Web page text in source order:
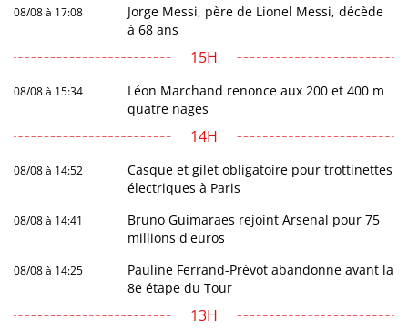
08/08 à 17:08
Jorge Messi, père de Lionel Messi, décède
à 68 ans
15H
08/08 à 15:34
Léon Marchand renonce aux 200 et 400 m
quatre nages
14H
08/08 à 14:52
Casque et gilet obligatoire pour trottinettes
électriques à Paris
08/08 à 14:41
Bruno Guimaraes rejoint Arsenal pour 75
millions d'euros
08/08 à 14:25
Pauline Ferrand-Prévot abandonne avant la
8e étape du Tour
13H